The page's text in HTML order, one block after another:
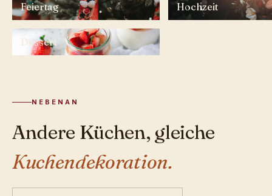
Feiertag Hochzeit
Dessert
NEBENAN
Andere Küchen, gleiche
Kuchendekoration.